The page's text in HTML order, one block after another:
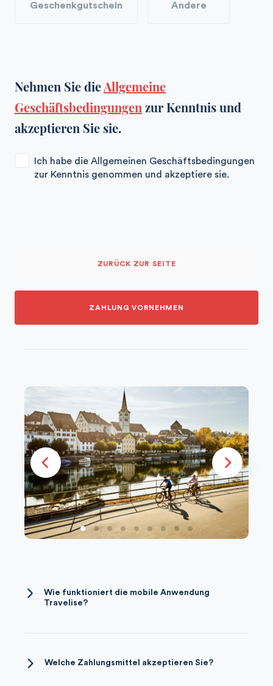
Geschenkgutschein Andere
Nehmen Sie dieAllgemeine
Geschäftsbedingungen zur Kenntnis und
akzeptieren Sie sie.
Ich habe die Allgemeinen Geschäftsbedingungen
zur Kenntnis genommen und akzeptiere sie.
ZURÜCK ZUR SEITE
ZAHLUNG VORNEHMEN
Wie funktioniert die mobile Anwendung
Travelise?
Welche Zahlungsmittel akzeptieren Sie?